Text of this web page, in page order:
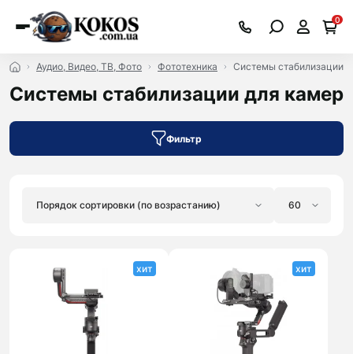
0
Аудио, Видео, ТВ, Фото Фототехника Системы стабилизации
Системы стабилизации для камер
Фильтр
хит хит